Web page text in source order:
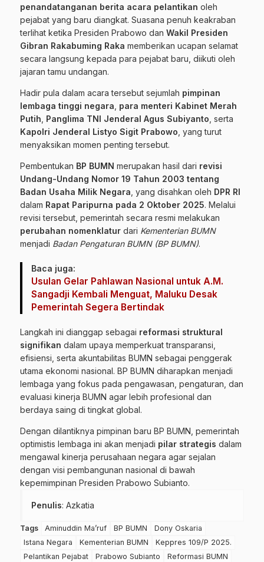
penandatanganan berita acara pelantikan oleh
pejabat yang baru diangkat. Suasana penuh keakraban
terlihat ketika Presiden Prabowo dan Wakil Presiden
Gibran Rakabuming Raka memberikan ucapan selamat
secara langsung kepada para pejabat baru, diikuti oleh
jajaran tamu undangan.
Hadir pula dalam acara tersebut sejumlah pimpinan
lembaga tinggi negara para menteri Kabinet Merah
Putih Panglima TNI Jenderal Agus Subiyanto , serta
Kapolri Jenderal Listyo Sigit Prabowo , yang turut
menyaksikan momen penting tersebut.
Pembentukan BP BUMN merupakan hasil dari revisi
Undang-Undang Nomor 19 Tahun 2003 tentang
Badan Usaha Milik Negara , yang disahkan oleh DPR RI
dalam Rapat Paripurna pada 2 Oktober 2025. Melalui
revisi tersebut, pemerintah secara resmi melakukan
perubahan nomenklatur dari Kementerian BUMN
menjadi Badan Pengaturan BUMN (BP BUMN).
Baca juga:
Usulan Gelar Pahlawan Nasional untuk A.M.
Sangadji Kembali Menguat, Maluku Desak
Pemerintah Segera Bertindak
Langkah ini dianggap sebagai reformasi struktural
signifikan dalam upaya memperkuat transparansi,
efisiensi, serta akuntabilitas BUMN sebagai penggerak
utama ekonomi nasional. BP BUMN diharapkan menjadi
lembaga yang fokus pada pengawasan, pengaturan, dan
evaluasi kinerja BUMN agar lebih profesional dan
berdaya saing di tingkat global.
Dengan dilantiknya pimpinan baru BP BUMN, pemerintah
optimistis lembaga ini akan menjadi pilar strategis dalam
mengawal kinerja perusahaan negara agar sejalan
dengan visi pembangunan nasional di bawah
kepemimpinan Presiden Prabowo Subianto.
Penulis: Azkatia
Tags Aminuddin Ma’ruf BP BUMN
Dony Oskaria
Istana Negara
Kementerian BUMN
Keppres 109/P 2025.
Pelantikan Pejabat
Prabowo Subianto
Reformasi BUMN